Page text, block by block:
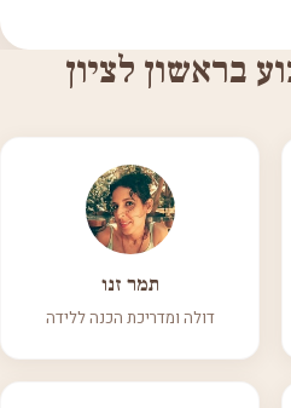
בראשון לציון
תמר זנו
דולה ומדריכת הכנה ללידה